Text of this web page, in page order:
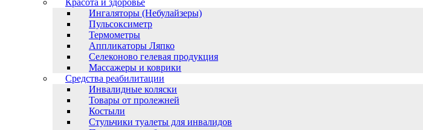
Красота и здоровье
Ингаляторы (Небулайзеры)
Пульсоксиметр
Термометры
Аппликаторы Ляпко
Селеконово гелевая продукция
Массажеры и коврики
Средства реабилитации
Инвалидные коляски
Товары от пролежней
Костыли
Стульчики туалеты для инвалидов